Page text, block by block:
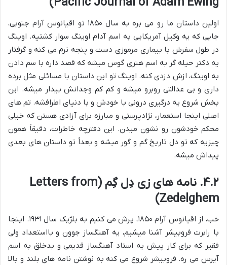
اولین داستان ما رو می بره به سال ۱۸۵۰ تو اقیانوس آرام جنوبی،
جایی که یه وکیل آمریکایی به اسم آدام اوینگ سوار کشتیه. اوینگ
در طول سفرش با بیماری مرموزی دست و پنجه نرم می کنه و گرفتار
یه دکتر حیله گر به اسم هنری گوس میشه که قصد داره با سم دادن
به اوینگ، ازش دزدی کنه. اوینگ تو این داستان با مسائلی مثل برده
داری و بی عدالتی روبرو میشه و کم کم وجدانش بیدار میشه. این
بخش شروع یه درگیری درونی با خودش و با دنیای اطرافشه. تم های
اصلی اینجا استعمار، نژادپرستی و مبارزه برای آزادی هستن که خیلی
محکم خودشون رو نشون میدن. این دفترچه خاطرات، دقیقاً همون
چیزیه که تو دل تاریخ گم و گور میشه و بعداً تو داستان های بعدی
پیداش میشه.
۴.۲. نامه های زی دِل گِم (Letters from
Zedelghem)
خب، از اقیانوس آرام ۱۸۵۰، پرش می کنیم به بلژیک سال ۱۹۳۱. اینجا
با رابرت فروبیشر آشنا میشیم، یه آهنگساز جوون و بااستعداد ولی
فقیر که برای کار پیش یه استاد آهنگساز قدیمی و بدخلق به اسم
آیرس می ره. فروبیشر شروع می کنه به نوشتن نامه های بلند و بالا